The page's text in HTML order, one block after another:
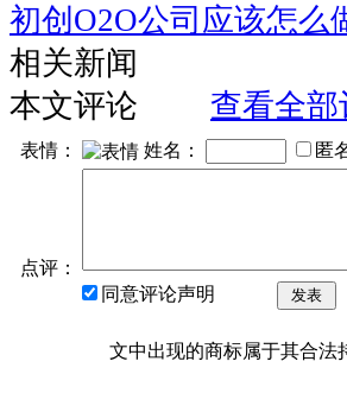
初创O2O公司应该怎么
相关新闻
本文评论
查看全部
表情： 姓名： 匿
点评：
同意评论声明
发表
文中出现的商标属于其合法